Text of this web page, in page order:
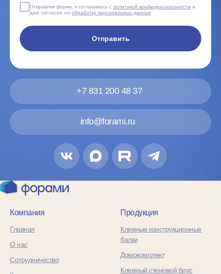
info@forami.ru
+7 831 200 48 37
Отправляя форму, я соглашаюсь с политикой конфиденциальности и
даю согласие на обработку персональных данных
Отправить
Компания
Главная
О нас
Сотрудничество
Продукция
Клееные конструкционные
балки
Домокомплект
Клееный стеновой брус